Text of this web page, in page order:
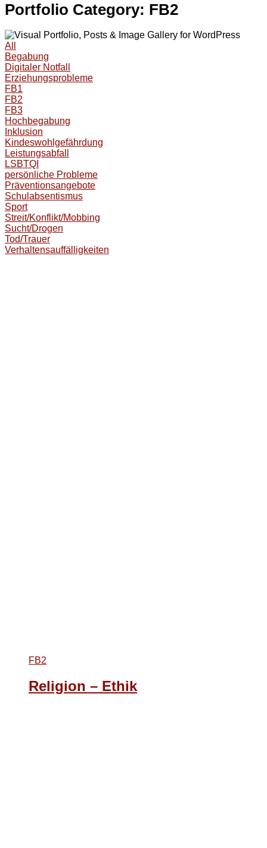
Portfolio Category: FB2
All
Begabung
Digitaler Notfall
Erziehungsprobleme
FB1
FB2
FB3
Hochbegabung
Inklusion
Kindeswohlgefährdung
Leistungsabfall
LSBTQI
persönliche Probleme
Präventionsangebote
Schulabsentismus
Sport
Streit/Konflikt/Mobbing
Sucht/Drogen
Tod/Trauer
Verhaltensauffälligkeiten
FB2
Religion – Ethik